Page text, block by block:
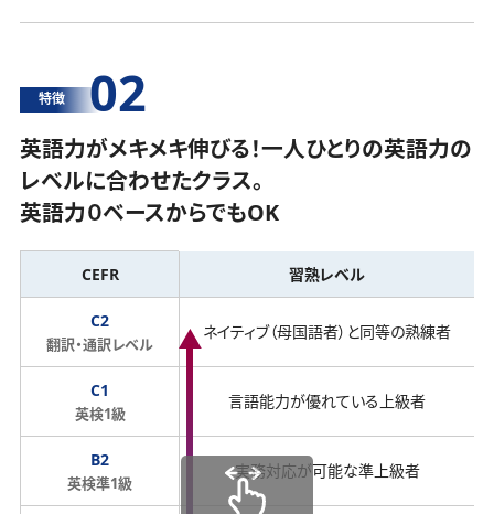
特徴 02
英語力がメキメキ伸びる！一人ひとりの英語力の
レベルに合わせたクラス。
英語力０ベースからでもOK
CEFR 習熟レベル
C2
翻訳・通訳レベル
ネイティブ（母国語者）と同等の熟練者
C1
英検1級
言語能力が優れている上級者
B2
英検準1級
実務対応が可能な準上級者